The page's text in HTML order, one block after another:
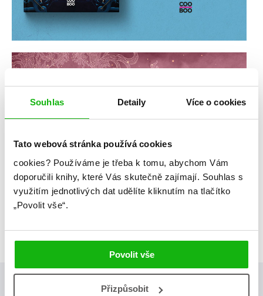
Souhlas Detaily Více o cookies
Tato webová stránka používá cookies
cookies? Používáme je třeba k tomu, abychom Vám
doporučili knihy, které Vás skutečně zajímají. Souhlas s
využitím jednotlivých dat udělíte kliknutím na tlačítko
„Povolit vše“.
Povolit vše
Přizpůsobit
Posty, které by tě mohly zajímat